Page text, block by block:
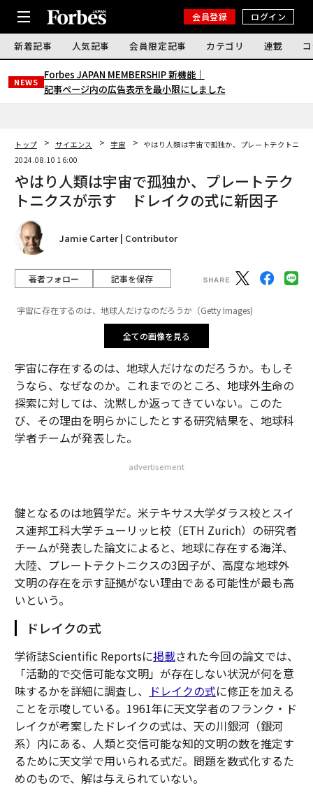
会員登録 ログイン
新着記事 人気記事 会員限定記事 カテゴリ 連載
NEWS
Forbes JAPAN MEMBERSHIP 新機能｜
記事ページ内の広告表示を最小限にしました
トップ サイエンス 宇宙
やはり人類は宇宙で孤独か、プレートテクトニ
2024.08.10 16:00
やはり人類は宇宙で孤独か、プレートテク
トニクスが示す ドレイクの式に新因子
Jamie Carter | Contributor
著者フォロー 記事を保存
宇宙に存在するのは、地球人だけなのだろうか（Getty Images)
全ての画像を見る
宇宙に存在するのは、地球人だけなのだろうか。もしそ
うなら、なぜなのか。これまでのところ、地球外生命の
探索に対しては、沈黙しか返ってきていない。このた
び、その理由を明らかにしたとする研究結果を、地球科
学者チームが発表した。
advertisement
鍵となるのは地質学だ。米テキサス大学ダラス校とスイ
ス連邦工科大学チューリッヒ校（ETH Zurich）の研究者
チームが発表した論文によると、地球に存在する海洋、
大陸、プレートテクトニクスの3因子が、高度な地球外
文明の存在を示す証拠がない理由である可能性が最も高
いという。
ドレイクの式
学術誌Scientific Reportsに掲載された今回の論文では、
「活動的で交信可能な文明」が存在しない状況が何を意
味するかを詳細に調査し、 ドレイクの式に修正を加える
ことを示唆している。1961年に天文学者のフランク・ド
レイクが考案したドレイクの式は、天の川銀河（銀河
系）内にある、人類と交信可能な知的文明の数を推定す
るために天文学で用いられる式だ。問題を数式化するた
めのもので、解は与えられていない。